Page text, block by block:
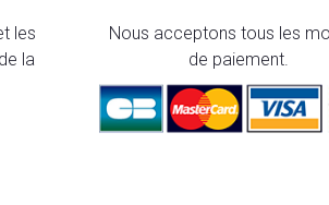
les
la
Nous acceptons tous les
de paiement.